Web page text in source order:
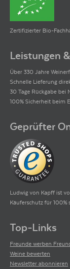
Zertifizierter Bio-
Leistungen
Über 330 Jahre
Schnelle Lieferung
30 Tage Rückgabe bei
100% Sicherheit beim
Geprüfter
Ludwig von Kapff ist
Käuferschutz für 100%
Top-Links
Freunde werben
Weine bewerten
Newsletter abonnieren